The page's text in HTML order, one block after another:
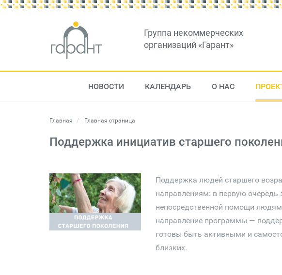
Группа некоммерческих
организаций «Гарант»
НОВОСТИ КАЛЕНДАРЬ О НАС
Главная Главная страница
Поддержка инициатив старшего
Поддержка людей старшего
направлениям: в первую
непосредственной помощи людям
направление программы —
готовы быть активными и
близких.